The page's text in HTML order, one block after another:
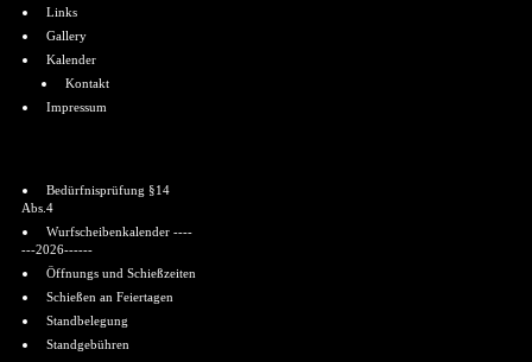
Links
Gallery
Kalender
Kontakt
Impressum
Bedürfnisprüfung §14
Abs.4
Wurfscheibenkalender ----
---2026------
Öffnungs und Schießzeiten
Schießen an Feiertagen
Standbelegung
Standgebühren